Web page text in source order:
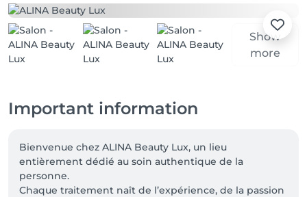
Show
more
Important information
Bienvenue chez ALINA Beauty Lux, un lieu
entièrement dédié au soin authentique de la
personne.
Chaque traitement naît de l’expérience, de la passion